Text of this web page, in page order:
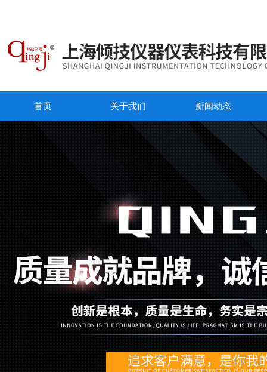
首页 关于我们 新闻动态